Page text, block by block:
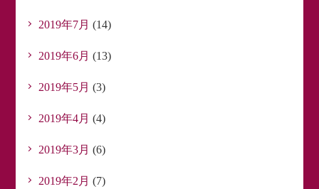
2019年7月 (14)
2019年6月 (13)
2019年5月 (3)
2019年4月 (4)
2019年3月 (6)
2019年2月 (7)